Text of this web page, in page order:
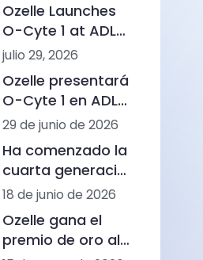
Ozelle Launches
O-Cyte 1 at ADLM
2026, Marking a
New Step in AI-
Powered
Hematology
julio 29, 2026
Ozelle presentará
O-Cyte 1 en ADLM
2026, aportando
inteligencia
morfológica
basada en la IA
29 de junio de 2026
Ha comenzado la
cuarta generación
de análisis
hematológicos
18 de junio de 2026
Ozelle gana el
premio de oro al